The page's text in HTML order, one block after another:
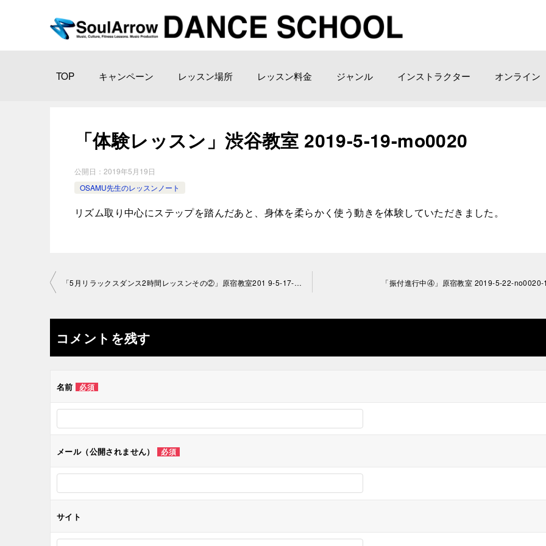
TOP キャンペーン レッスン場所 レッスン料金 ジャンル インストラクター オンライン
「体験レッスン」渋谷教室 2019-5-19-mo0020
公開日： 2019年5月19日
OSAMU先生のレッスンノート
リズム取り中心にステップを踏んだあと、身体を柔らかく使う動きを体験していただきました。
投
ナ
ビ
ゲ
ー
ン
「5月リラックスダンス2時間レッスンその②」原宿教室201 9-5-17-no0020-1147 「振付進行中④」原宿教室 2019-5-22-
コメントを残す
名前 必須
メール（公開されません） 必須
サイト